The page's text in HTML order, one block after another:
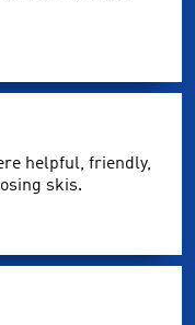
helpful, friendly,
skis.